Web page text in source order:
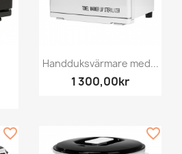
Handduksvärmare med...
1 300,00kr
favorite_border favorite_border